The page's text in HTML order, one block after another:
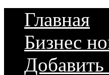
Главная
Бизнес
Добавить